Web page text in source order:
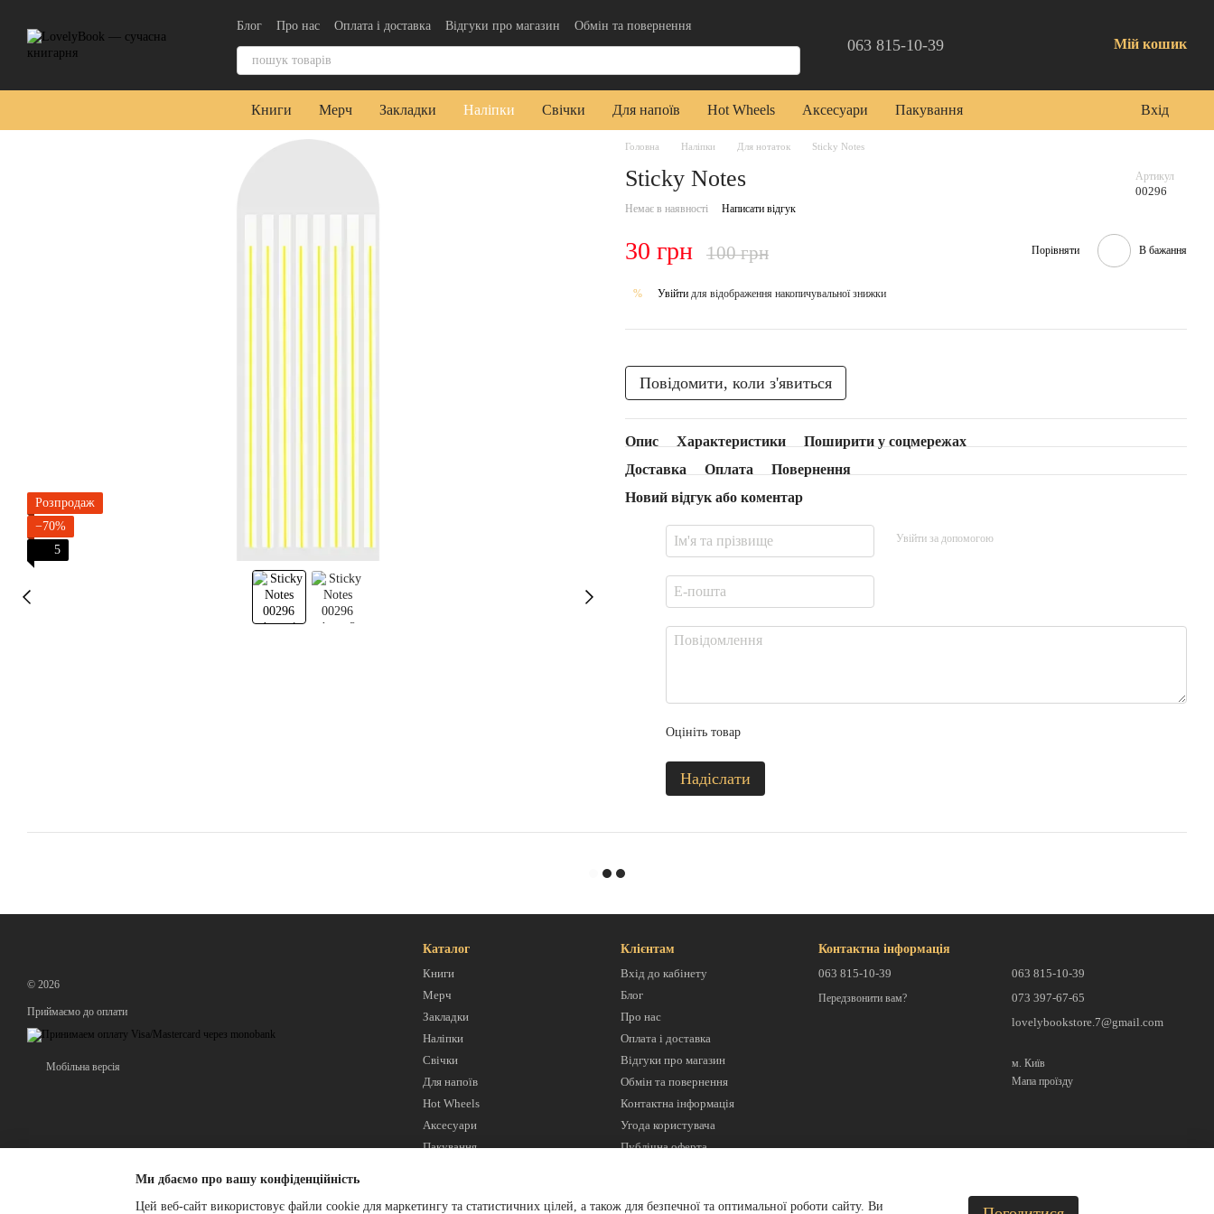
Блог
Про нас Оплата і доставка Відгуки про магазин
Обмін та повернення
Контактна інформація
Угода користувача Публічна оферта 063 815-10-39 Мій кошик
Книги Мерч Закладки Наліпки Свічки Для напоїв Hot Wheels Аксесуари Пакування Вхід
Розпродаж
−70%
5
Головна Наліпки Для нотаток Sticky Notes
Sticky Notes Артикул
00296
Немає в наявності Написати відгук
30 грн 100 грн Порівняти В бажання
% Увійти для відображення накопичувальної знижки
Повідомити, коли з'явиться
Опис Характеристики
Поширити у соцмережах
Доставка
Оплата
Повернення
Новий відгук або коментар
Увійти за допомогою
Оцініть товар
Надіслати
© 2026
Приймаємо до оплати
Мобільна версія
Каталог
Книги
Мерч
Закладки
Наліпки
Свічки
Для напоїв
Hot Wheels
Аксесуари
Пакування
Клієнтам
Вхід до кабінету
Блог
Про нас
Оплата і доставка
Відгуки про магазин
Обмін та повернення
Контактна інформація
Угода користувача
Публічна оферта
Контактна інформація
063 815-10-39
Передзвонити вам?
063 815-10-39
073 397-67-65
lovelybookstore.7@gmail.com
м. Київ
Мапа проїзду
Ми дбаємо про вашу конфіденційність
Цей веб-сайт використовує файли cookie для маркетингу та статистичних цілей, а також для безпечної та оптимальної роботи сайту. Ви